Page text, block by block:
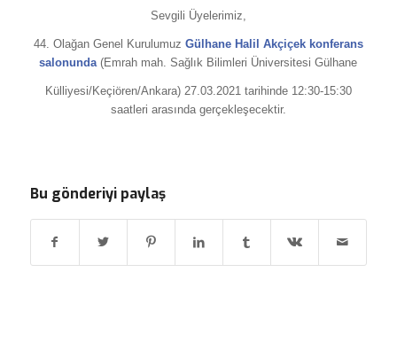
Sevgili Üyelerimiz,
44. Olağan Genel Kurulumuz Gülhane Halil Akçiçek konferans
salonunda(Emrah mah. Sağlık Bilimleri Üniversitesi Gülhane
Külliyesi/Keçiören/Ankara) 27.03.2021 tarihinde 12:30-15:30
saatleri arasında gerçekleşecektir.
Bu gönderiyi paylaş